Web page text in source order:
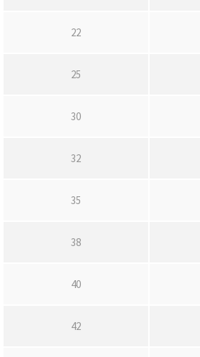
22
25
30
32
35
38
40
42